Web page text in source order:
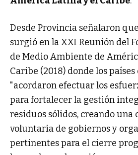
Desde Provincia señalaron
surgió en la XXI Reunión del
de Medio Ambiente de
Caribe (2018) donde los
"acordaron efectuar los
para fortalecer la gestión
residuos sólidos, creando una
voluntaria de gobiernos y
pertinentes para el cierre